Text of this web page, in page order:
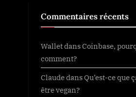
Commentaires récents
WalletdansCoinbase,
comment?
ClaudedansQu’est-ce que
être vegan?